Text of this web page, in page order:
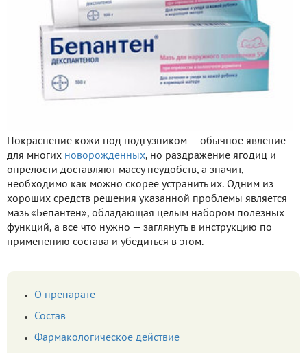
Покраснение кожи под подгузником — обычное явление
для многих новорожденных, но раздражение ягодиц и
опрелости доставляют массу неудобств, а значит,
необходимо как можно скорее устранить их. Одним из
хороших средств решения указанной проблемы является
мазь «Бепантен», обладающая целым набором полезных
функций, а все что нужно — заглянуть в инструкцию по
применению состава и убедиться в этом.
О препарате
Состав
Фармакологическое действие